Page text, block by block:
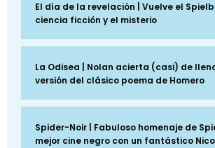
El día de la revelación | Vuelve el
ciencia ficción y el misterio
La Odisea | Nolan acierta (casi) de
versión del clásico poema de Homero
Spider-Noir | Fabuloso homenaje de
mejor cine negro con un fantástico